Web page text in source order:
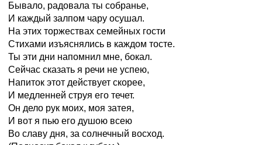
Бывало, радовала ты собранье,
И каждый залпом чару осушал.
На этих торжествах семейных гости
Стихами изъяснялись в каждом тосте.
Ты эти дни напомнил мне, бокал.
Сейчас сказать я речи не успею,
Напиток этот действует скорее,
И медленней струя его течет.
Он дело рук моих, моя затея,
И вот я пью его душою всею
Во славу дня, за солнечный восход.